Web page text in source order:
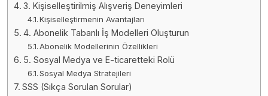
3. Kişiselleştirilmiş Alışveriş Deneyimleri
Kişiselleştirmenin Avantajları
4. Abonelik Tabanlı İş Modelleri Oluşturun
Abonelik Modellerinin Özellikleri
5. Sosyal Medya ve E-ticaretteki Rolü
Sosyal Medya Stratejileri
SSS (Sıkça Sorulan Sorular)